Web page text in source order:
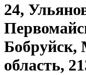
24,
Бобруйск,
область,